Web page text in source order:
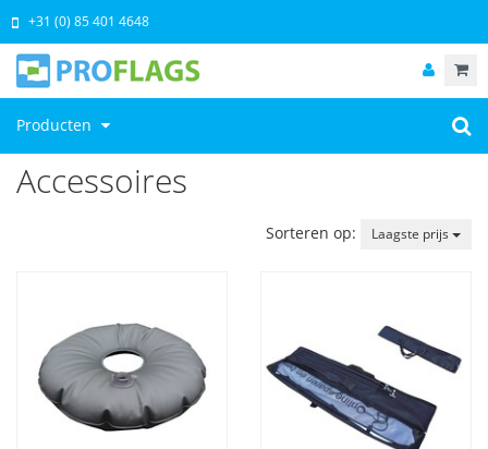
Producten
+31 (0) 85 401 4648
Accessoires
Sorteren op: Laagste prijs